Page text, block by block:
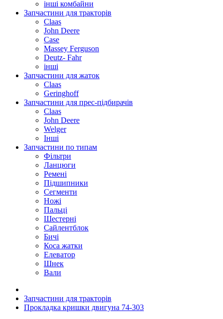
інші комбайни
Запчастини для тракторів
Claas
John Deere
Case
Massey Ferguson
Deutz- Fahr
інші
Запчастини для жаток
Claas
Geringhoff
Запчастини для прес-підбирачів
Claas
John Deere
Welger
Інші
Запчастини по типам
Фільтри
Ланцюги
Ремені
Підшипники
Сегменти
Ножі
Пальці
Шестерні
Сайлентблок
Бичі
Коса жатки
Елеватор
Шнек
Вали
Запчастини для тракторів
Прокладка кришки двигуна 74-303